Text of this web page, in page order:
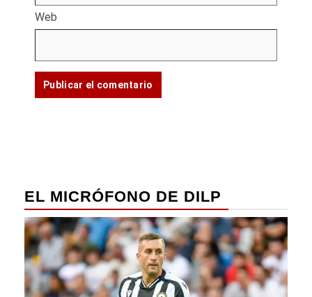
Web
EL MICRÓFONO DE DILP